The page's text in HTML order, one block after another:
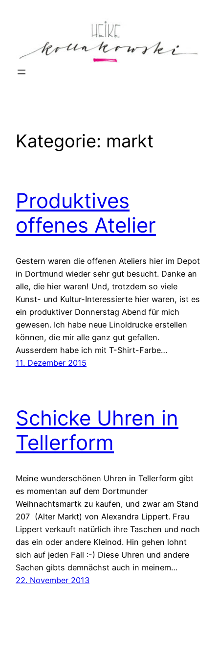
Kategorie: markt
Produktives
offenes Atelier
Gestern waren die offenen Ateliers hier im Depot
in Dortmund wieder sehr gut besucht. Danke an
alle, die hier waren! Und, trotzdem so viele
Kunst- und Kultur-Interessierte hier waren, ist es
ein produktiver Donnerstag Abend für mich
gewesen. Ich habe neue Linoldrucke erstellen
können, die mir alle ganz gut gefallen.
Ausserdem habe ich mit T-Shirt-Farbe…
11. Dezember 2015
Schicke Uhren in
Tellerform
Meine wunderschönen Uhren in Tellerform gibt
es momentan auf dem Dortmunder
Weihnachtsmartk zu kaufen, und zwar am Stand
207 (Alter Markt) von Alexandra Lippert. Frau
Lippert verkauft natürlich ihre Taschen und noch
das ein oder andere Kleinod. Hin gehen lohnt
sich auf jeden Fall :-) Diese Uhren und andere
Sachen gibts demnächst auch in meinem…
22. November 2013